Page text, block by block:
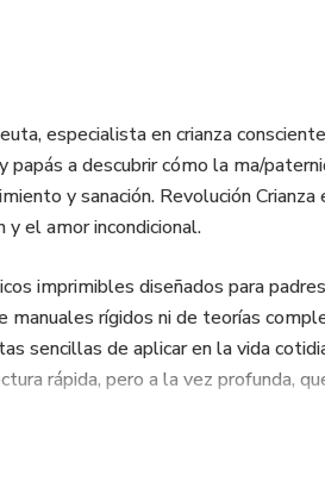
especialista en crianza
a descubrir cómo la ma/
y sanación. Revolución Crianza
y el amor incondicional.
imprimibles diseñados para
manuales rígidos ni de teorías
sencillas de aplicar en la vida
rápida, pero a la vez profunda,